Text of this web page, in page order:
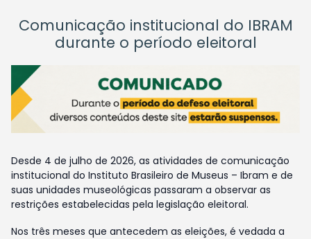
Comunicação institucional do IBRAM
durante o período eleitoral
Desde 4 de julho de 2026, as atividades de comunicação
institucional do Instituto Brasileiro de Museus – Ibram e de
suas unidades museológicas passaram a observar as
restrições estabelecidas pela legislação eleitoral.
Nos três meses que antecedem as eleições, é vedada a